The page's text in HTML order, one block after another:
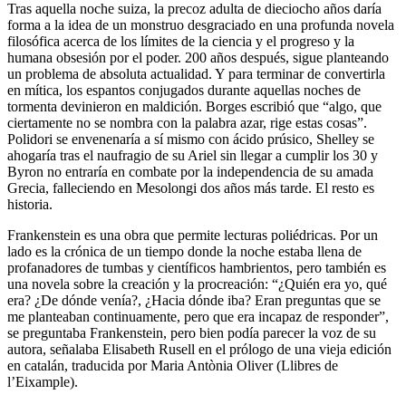
Tras aquella noche suiza, la precoz adulta de dieciocho años daría
forma a la idea de un monstruo desgraciado en una profunda novela
filosófica acerca de los límites de la ciencia y el progreso y la
humana obsesión por el poder. 200 años después, sigue planteando
un problema de absoluta actualidad. Y para terminar de convertirla
en mítica, los espantos conjugados durante aquellas noches de
tormenta devinieron en maldición. Borges escribió que “algo, que
ciertamente no se nombra con la palabra azar, rige estas cosas”.
Polidori se envenenaría a sí mismo con ácido prúsico, Shelley se
ahogaría tras el naufragio de su Ariel sin llegar a cumplir los 30 y
Byron no entraría en combate por la independencia de su amada
Grecia, falleciendo en Mesolongi dos años más tarde. El resto es
historia.
Frankenstein es una obra que permite lecturas poliédricas. Por un
lado es la crónica de un tiempo donde la noche estaba llena de
profanadores de tumbas y científicos hambrientos, pero también es
una novela sobre la creación y la procreación: “¿Quién era yo, qué
era? ¿De dónde venía?, ¿Hacia dónde iba? Eran preguntas que se
me planteaban continuamente, pero que era incapaz de responder”,
se preguntaba Frankenstein, pero bien podía parecer la voz de su
autora, señalaba Elisabeth Rusell en el prólogo de una vieja edición
en catalán, traducida por Maria Antònia Oliver (Llibres de
l’Eixample).